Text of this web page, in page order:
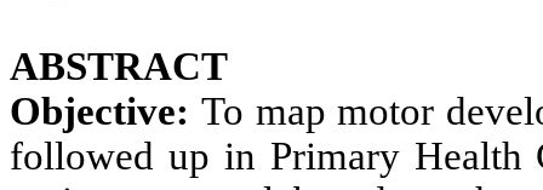
ABSTRACT
Objective: To map motor
followed up in Primary Health